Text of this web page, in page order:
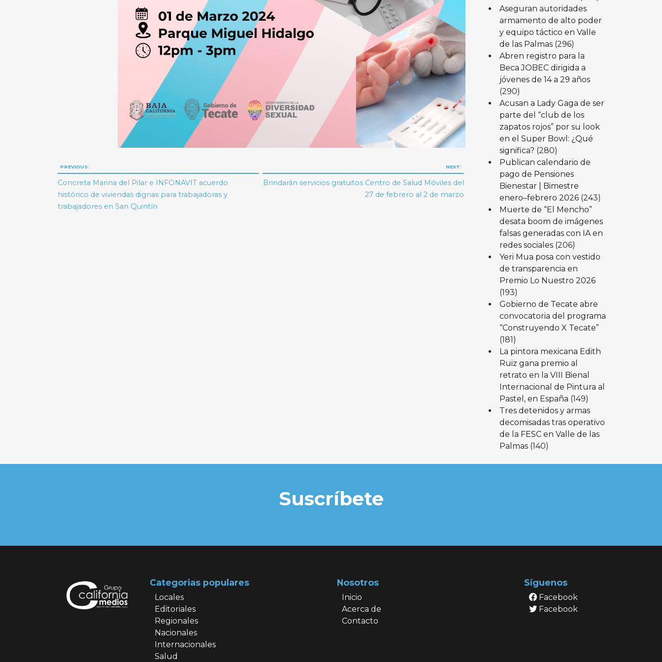
Navegación
de
entradas
PREVIOUS:
Concreta Marina del Pilar e INFONAVIT acuerdo
histórico de viviendas dignas para trabajadoras y
trabajadores en San Quintín
NEXT:
Brindarán servicios gratuitos Centro de Salud Móviles del
27 de febrero al 2 de marzo
Aseguran autoridades
armamento de alto poder
y equipo táctico en Valle
de las Palmas (296)
Abren registro para la
Beca JOBEC dirigida a
jóvenes de 14 a 29 años
(290)
Acusan a Lady Gaga de ser
parte del “club de los
zapatos rojos” por su look
en el Super Bowl: ¿Qué
significa? (280)
Publican calendario de
pago de Pensiones
Bienestar | Bimestre
enero–febrero 2026 (243)
Muerte de “El Mencho”
desata boom de imágenes
falsas generadas con IA en
redes sociales (206)
Yeri Mua posa con vestido
de transparencia en
Premio Lo Nuestro 2026
(193)
Gobierno de Tecate abre
convocatoria del programa
“Construyendo X Tecate”
(181)
La pintora mexicana Edith
Ruiz gana premio al
retrato en la VIII Bienal
Internacional de Pintura al
Pastel, en España (149)
Tres detenidos y armas
decomisadas tras operativo
de la FESC en Valle de las
Palmas (140)
Suscríbete
Categorias populares
Locales
Editoriales
Regionales
Nacionales
Internacionales
Salud
Nosotros
Inicio
Acerca de
Contacto
Síguenos
Facebook
Facebook